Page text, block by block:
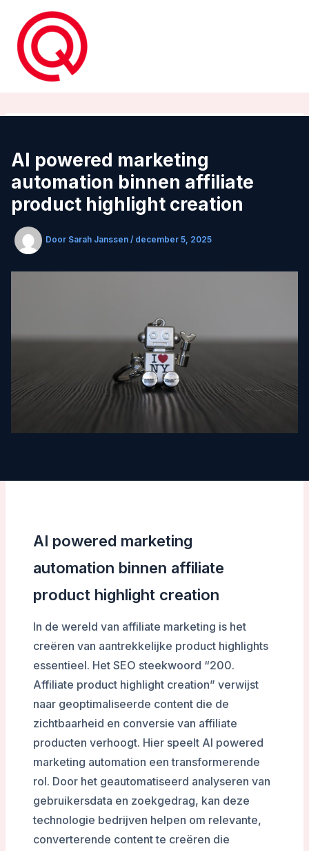
inhoud
AI powered marketing
automation binnen affiliate
product highlight creation
Door Sarah Janssen / december 5, 2025
AI powered marketing
automation binnen affiliate
product highlight creation
In de wereld van affiliate marketing is het
creëren van aantrekkelijke product highlights
essentieel. Het SEO steekwoord “200.
Affiliate product highlight creation” verwijst
naar geoptimaliseerde content die de
zichtbaarheid en conversie van affiliate
producten verhoogt. Hier speelt AI powered
marketing automation een transformerende
rol. Door het geautomatiseerd analyseren van
gebruikersdata en zoekgedrag, kan deze
technologie bedrijven helpen om relevante,
converterende content te creëren die